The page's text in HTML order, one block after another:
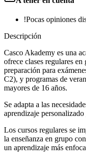
!Pocas opiniones
Descripción
Casco Akademy es una
ofrece clases regulares
preparación para
C2), y programas de
mayores de 16 años.
Se adapta a las
aprendizaje
Los cursos regulares se
la enseñanza en grupo
un aprendizaje más